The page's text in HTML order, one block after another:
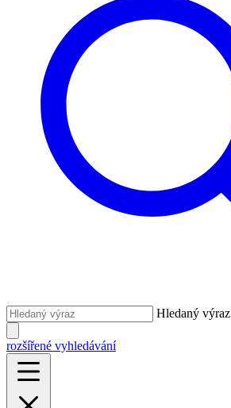
Hledaný výraz
rozšířené vyhledávání